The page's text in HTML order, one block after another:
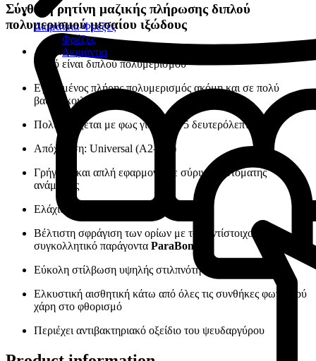
Διαμάντια-Φρέζες
Φρέζες
Διαμάντια
Σύνθετη ρητίνη μαζικής πλήρωσης διπλού
πολυμερισμού μεσαίου ιξώδους
Απεριόριστο πάχος στρώματος της έμφραξης, καθώς το
υλικό είναι διπλού πολυμερισμού
Εγγυημένος πλήρης πολυμερισμός ακόμη και σε πολύ
βαθιές κοιλότητες
Πολυμερίζεται με φως για μόλις 5 δευτερόλεπτα
Απόχρωση: Universal (A2–A3)
Γρήγορη και απλή εφαρμογή με σύριγγα αυτόματης
ανάμειξης
Ελάχιστη τάση συστολής
Βέλτιστη σφράγιση των ορίων με τον αντίστοιχο
συγκολλητικό παράγοντα ParaBond
Εύκολη στίλβωση υψηλής στιλπνότητας
Ελκυστική αισθητική κάτω από όλες τις συνθήκες φωτισμού
χάρη στο φθορισμό
Περιέχει αντιβακτηριακό οξείδιο του ψευδαργύρου